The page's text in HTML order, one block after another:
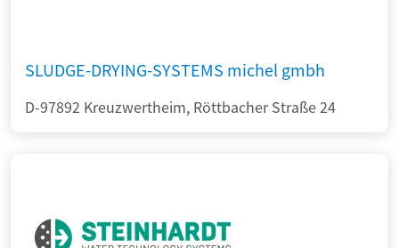
SLUDGE-DRYING-SYSTEMS michel gmbh
D-97892 Kreuzwertheim, Röttbacher Straße 24